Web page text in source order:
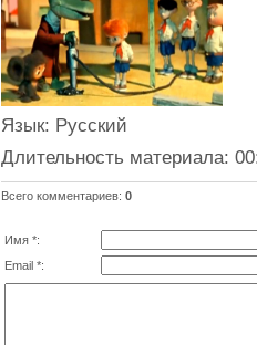
Язык: Русский
Длительность материала:
Всего комментариев: 0
Имя *:
Email *: